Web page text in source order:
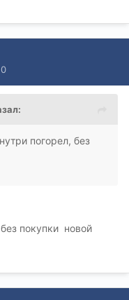
погорел, без
покупки новой